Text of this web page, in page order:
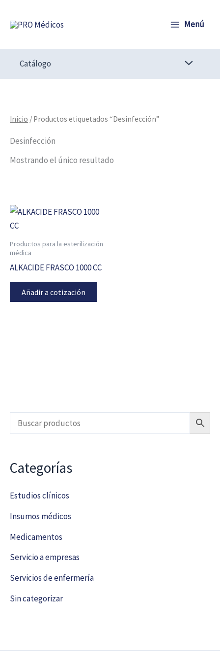
Menú
Catálogo
Categorías
Estudios clínicos
Insumos médicos
Medicamentos
Servicio a empresas
Servicios de enfermería
Sin categorizar
Inicio / Productos etiquetados “Desinfección”
Desinfección
Mostrando el único resultado
Productos para la esterilización
médica
ALKACIDE FRASCO 1000 CC
Añadir a cotización